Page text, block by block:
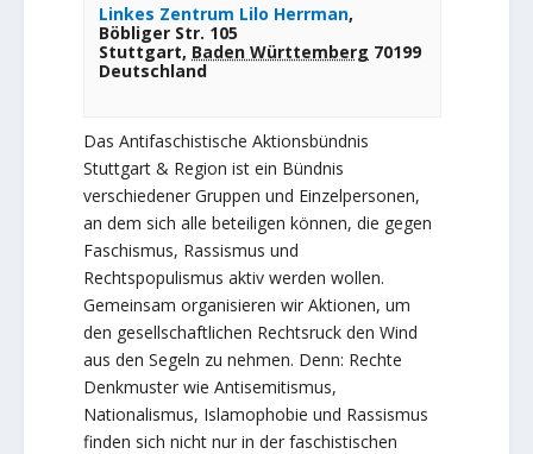
Linkes Zentrum Lilo Herrman,
Böbliger Str. 105
Stuttgart, Baden Württemberg 70199
Deutschland
Das Antifaschistische Aktionsbündnis
Stuttgart & Region ist ein Bündnis
verschiedener Gruppen und Einzelpersonen,
an dem sich alle beteiligen können, die gegen
Faschismus, Rassismus und
Rechtspopulismus aktiv werden wollen.
Gemeinsam organisieren wir Aktionen, um
den gesellschaftlichen Rechtsruck den Wind
aus den Segeln zu nehmen. Denn: Rechte
Denkmuster wie Antisemitismus,
Nationalismus, Islamophobie und Rassismus
finden sich nicht nur in der faschistischen